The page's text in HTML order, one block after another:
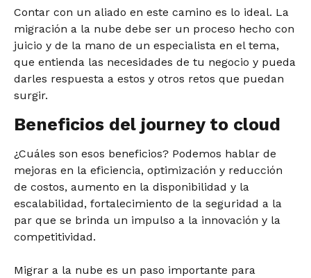
Contar con un aliado en este camino es lo ideal. La
migración a la nube debe ser un proceso hecho con
juicio y de la mano de un especialista en el tema,
que entienda las necesidades de tu negocio y pueda
darles respuesta a estos y otros retos que puedan
surgir.
Beneficios del journey to cloud
¿Cuáles son esos beneficios? Podemos hablar de
mejoras en la eficiencia, optimización y reducción
de costos, aumento en la disponibilidad y la
escalabilidad, fortalecimiento de la seguridad a la
par que se brinda un impulso a la innovación y la
competitividad.
Migrar a la nube es un paso importante para